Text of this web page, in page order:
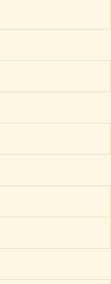
した
講師